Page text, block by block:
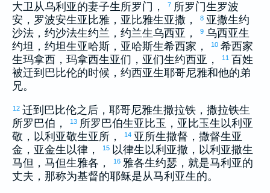
大卫从乌利亚的妻子生所罗门 ， 7 所罗门生罗波
安 ， 罗波安生亚比雅 ， 亚比雅生亚撒 ， 8 亚撒生约
沙法 ， 约沙法生约兰 ， 约兰生乌西亚 ， 9 乌西亚生
约坦 ， 约坦生亚哈斯 ， 亚哈斯生希西家 ， 10 希西家
生玛拿西 ， 玛拿西生亚们 ， 亚们生约西亚 ， 11 百姓
被迁到 巴比伦的时候， 约西亚生耶哥尼雅和他的弟
兄。
12 迁到 巴比伦之后， 耶哥尼雅生撒拉铁 ， 撒拉铁生
所罗巴伯 ， 13 所罗巴伯生亚比玉 ， 亚比玉生 以利亚
敬 ， 以利亚敬生亚所 ， 14 亚所生撒督 ， 撒督生亚
金 ， 亚金生 以律 ， 15 以律生 以利亚撒 ， 以利亚撒生
马但 ， 马但生雅各 ， 16 雅各生约瑟 ，就是马利亚的
丈夫，那称为基督的耶稣是从马利亚生的。